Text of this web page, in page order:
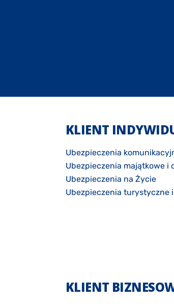
KLIENT
Ubezpieczenia
Ubezpieczenia majątkowe i
Ubezpieczenia na Życie
Ubezpieczenia turystyczne
KLIENT